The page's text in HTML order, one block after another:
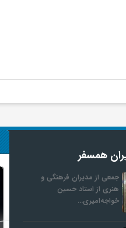
همسفر
جمعی از مدیران فرهنگی و
هنری از استاد حسین
خواجه‌امیری…